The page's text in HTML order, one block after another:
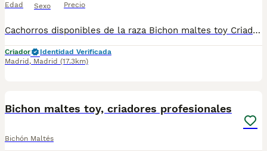
Edad Sexo Precio
Cachorros disponibles de la raza Bichon maltes toy Criadores responsables y profesionales. Exigimos seriedad. Posibilidad de ver a los ejemplares en su lugar de nacimiento junto con sus padres. Se entregan con toda su documentación en regla. tlf 679 67 30 10 preferimos una llamada teléfonica para resolver dudas, pero podeis conocernos en altodelpago.es intagram@altodelpago
Criador
Identidad Verificada
Madrid , Madrid (17.3km)
Bichon maltes toy, criadores profesionales
Bichón Maltés